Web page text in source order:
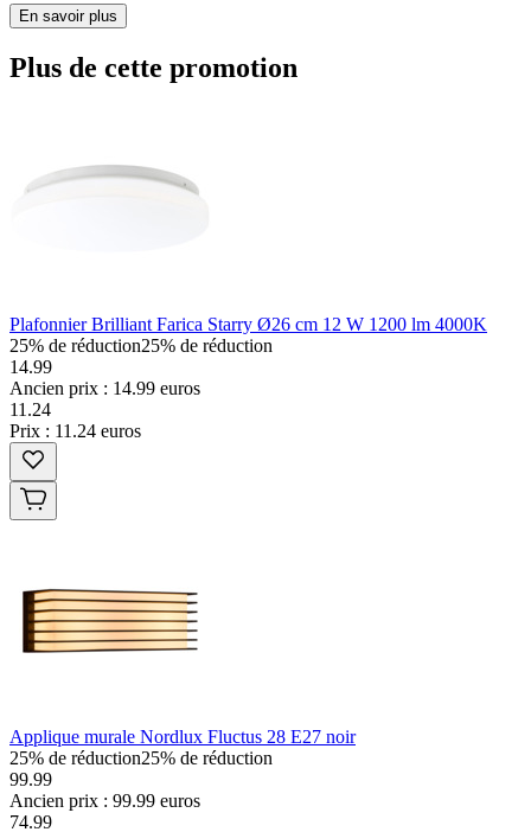
En savoir plus
Plus de cette promotion
Plafonnier Brilliant Farica Starry Ø26 cm 12 W 1200 lm 4000K
25% de réduction25% de réduction
14.99
Ancien prix : 14.99 euros
11 .24
Prix : 11.24 euros
Applique murale Nordlux Fluctus 28 E27 noir
25% de réduction25% de réduction
99.99
Ancien prix : 99.99 euros
74.99